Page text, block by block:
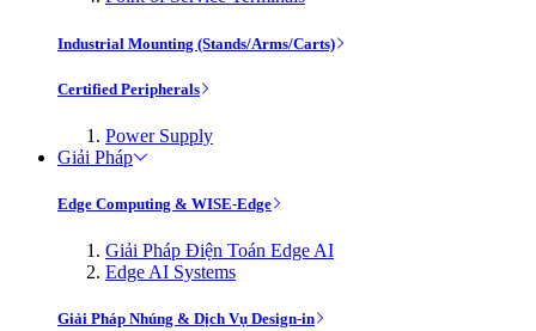
Industrial Mounting (Stands/Arms/Carts)
Certified Peripherals
Power Supply
Giải Pháp
Edge Computing & WISE-Edge
Giải Pháp Điện Toán Edge AI
Edge AI Systems
Giải Pháp Nhúng & Dịch Vụ Design-in